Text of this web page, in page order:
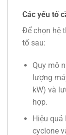
Các yếu tố
Để chọn hệ
tố sau:
Quy mô
lượng
kW) và
hợp.
Hiệu quả
cyclone